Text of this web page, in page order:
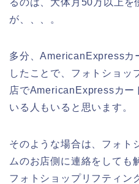
が、、、。
多分、AmericanExpressカ
したことで、フォトショッ
店でAmericanExpressカー
いる人もいると思います。
そのような場合は、フォト
ムのお店側に連絡をしても
フォトショップリフティン